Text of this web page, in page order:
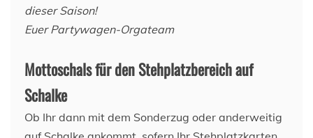
dieser Saison!
Euer Partywagen-Orgateam
Mottoschals für den Stehplatzbereich auf
Schalke
Ob Ihr dann mit dem Sonderzug oder anderweitig